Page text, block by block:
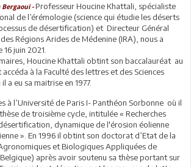
Bergaoui -Professeur Houcine Khattali, spécialiste
de l’érémologie (science qui étudie les déserts
de désertification) et Directeur Général
Régions Arides de Médenine (IRA), nous a
juin 2021.
Houcine Khattali obtint son baccalauréat au
à la Faculté des lettres et des Sciences
a eu sa maitrise en 1977.
à l’Université de Paris I- Panthéon Sorbonne où il
de troisième cycle, intitulée « Recherches
dynamique de l'érosion éolienne
». En 1996 il obtint son doctorat d’Etat de la
et Biologiques Appliquées de
après avoir soutenu sa thèse portant sur